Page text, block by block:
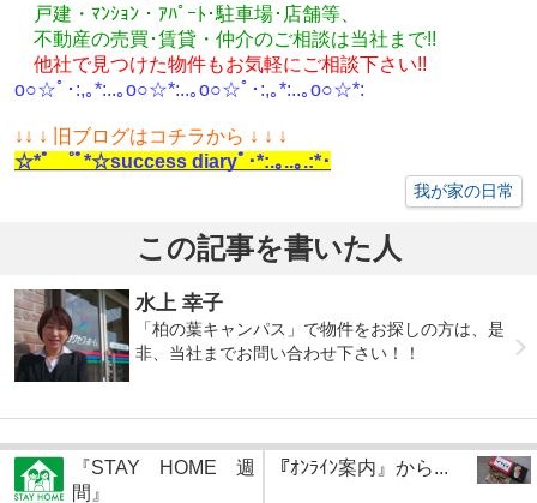
戸建・ﾏﾝｼｮﾝ・ｱﾊﾟｰﾄ･駐車場･店舗等、
不動産の売買･賃貸・仲介のご相談は当社まで!!
他社で見つけた物件もお気軽にご相談下さい!!
o○☆ﾟ･:,｡*:..｡o○☆*:..｡o○☆ﾟ･:,｡*:..｡o○☆*:
↓ ↓ ↓ 旧ブログはコチラから ↓ ↓ ↓
☆*ﾟ ゜ﾟ*☆success diaryﾟ･*:.｡..｡.:*･
我が家の日常
この記事を書いた人
水上 幸子
「柏の葉キャンパス」で物件をお探しの方は、是
非、当社までお問い合わせ下さい！！
『STAY HOME 週
間』
『ｵﾝﾗｲﾝ案内』から...